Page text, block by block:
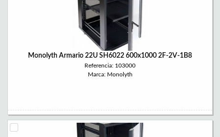
Monolyth Armario 22U SH6022 600x1000 2F-2V-1B8
Referencia: 103000
Marca: Monolyth